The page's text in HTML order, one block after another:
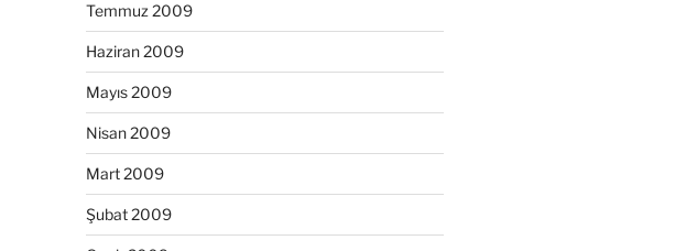
Temmuz 2009
Haziran 2009
Mayıs 2009
Nisan 2009
Mart 2009
Şubat 2009